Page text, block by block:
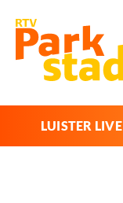
LUISTER LIVE